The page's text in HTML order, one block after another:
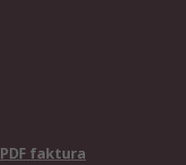
PDF faktura